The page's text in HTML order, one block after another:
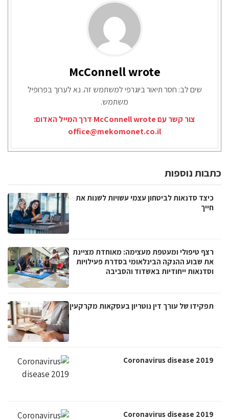
McConnell wrote
שים לב: חסר תיאור ביוגרפי למשתמש זה. נא לערוך בפרופיל
משתמש.
צור קשר עם McConnell wrote דרך המייל האדום:
office@mekomonet.co.il
כתבות נוספות
כיצד סדנאות לביטחון עצמי עשויות לשנות את
חייך
רצף טיפולי ומעטפת מעצימה: מאוחדת מציינת
את שבוע ההנקה הבינלאומי בסדרת פעילויות
וסדנאות ייחודיות באשדוד והסביבה
תפקידו של עורך דין נוטריון בעסקאות מקרקעין
Coronavirus disease 2019
Coronavirus disease 2019